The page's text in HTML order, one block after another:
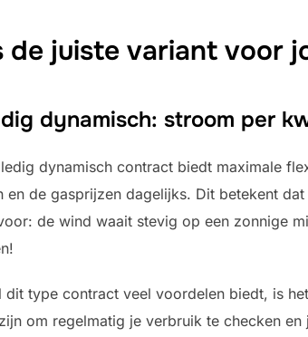
de juiste variant voor
dynamisch: stroom per
dynamisch contract biedt maximale
en de gasprijzen dagelijks. Dit betekent
de wind waait stevig op een zonnige
dit type contract veel voordelen biedt, is
om regelmatig je verbruik te checken